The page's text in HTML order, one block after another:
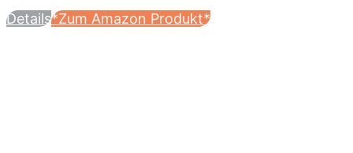
Details*Zum Amazon Produkt*